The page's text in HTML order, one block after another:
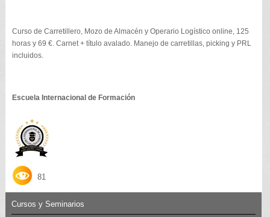
Curso de Carretillero, Mozo de Almacén y Operario Logístico online, 125
horas y 69 €. Carnet + título avalado. Manejo de carretillas, picking y PRL
incluidos.
Escuela Internacional de Formación
81
Cursos y Seminarios